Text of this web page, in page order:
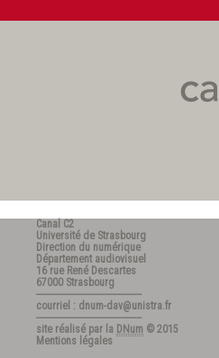
Canal C2
Université de Strasbourg
Direction du numérique
Département audiovisuel
16 rue René Descartes
67000 Strasbourg
---------------------------------------
courriel : dnum-dav@unistra.fr
---------------------------------------
site réalisé par la DNum © 2015
Mentions légales